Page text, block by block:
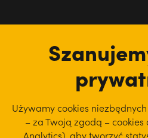
Używamy cookies
– za Twoją zgodą –
Analytics), abytworzyć